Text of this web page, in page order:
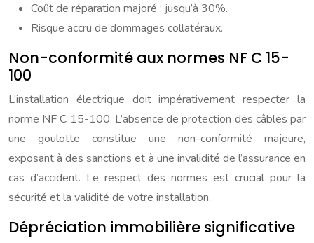
Coût de réparation majoré : jusqu’à 30%.
Risque accru de dommages collatéraux.
Non-conformité aux normes NF C 15-
100
L’installation électrique doit impérativement respecter la
norme NF C 15-100. L’absence de protection des câbles par
une goulotte constitue une non-conformité majeure,
exposant à des sanctions et à une invalidité de l’assurance en
cas d’accident. Le respect des normes est crucial pour la
sécurité et la validité de votre installation.
Dépréciation immobilière significative